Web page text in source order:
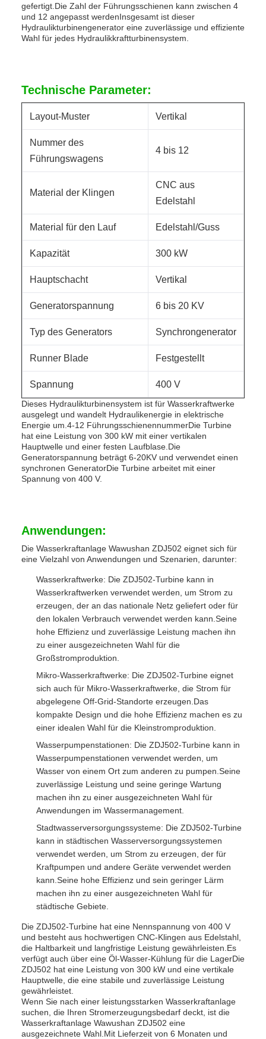
gefertigt.Die Zahl der Führungsschienen kann zwischen 4
und 12 angepasst werdenInsgesamt ist dieser
Hydraulikturbinengenerator eine zuverlässige und effiziente
Wahl für jedes Hydraulikkraftturbinensystem.
Technische Parameter:
Layout-Muster Vertikal
Nummer des
Führungswagens
4 bis 12
Material der Klingen
CNC aus
Edelstahl
Material für den Lauf Edelstahl/Guss
Kapazität 300 kW
Hauptschacht Vertikal
Generatorspannung 6 bis 20 KV
Typ des Generators Synchrongenerator
Runner Blade Festgestellt
Spannung 400 V
Dieses Hydraulikturbinensystem ist für Wasserkraftwerke
ausgelegt und wandelt Hydraulikenergie in elektrische
Energie um.4-12 FührungsschienennummerDie Turbine
hat eine Leistung von 300 kW mit einer vertikalen
Hauptwelle und einer festen Laufblase.Die
Generatorspannung beträgt 6-20KV und verwendet einen
synchronen GeneratorDie Turbine arbeitet mit einer
Spannung von 400 V.
Anwendungen:
Die Wasserkraftanlage Wawushan ZDJ502 eignet sich für
eine Vielzahl von Anwendungen und Szenarien, darunter:
Wasserkraftwerke: Die ZDJ502-Turbine kann in
Wasserkraftwerken verwendet werden, um Strom zu
erzeugen, der an das nationale Netz geliefert oder für
den lokalen Verbrauch verwendet werden kann.Seine
hohe Effizienz und zuverlässige Leistung machen ihn
zu einer ausgezeichneten Wahl für die
Großstromproduktion.
Mikro-Wasserkraftwerke: Die ZDJ502-Turbine eignet
sich auch für Mikro-Wasserkraftwerke, die Strom für
abgelegene Off-Grid-Standorte erzeugen.Das
kompakte Design und die hohe Effizienz machen es zu
einer idealen Wahl für die Kleinstromproduktion.
Wasserpumpenstationen: Die ZDJ502-Turbine kann in
Wasserpumpenstationen verwendet werden, um
Wasser von einem Ort zum anderen zu pumpen.Seine
zuverlässige Leistung und seine geringe Wartung
machen ihn zu einer ausgezeichneten Wahl für
Anwendungen im Wassermanagement.
Stadtwasserversorgungssysteme: Die ZDJ502-Turbine
kann in städtischen Wasserversorgungssystemen
verwendet werden, um Strom zu erzeugen, der für
Kraftpumpen und andere Geräte verwendet werden
kann.Seine hohe Effizienz und sein geringer Lärm
machen ihn zu einer ausgezeichneten Wahl für
städtische Gebiete.
Die ZDJ502-Turbine hat eine Nennspannung von 400 V
und besteht aus hochwertigen CNC-Klingen aus Edelstahl,
die Haltbarkeit und langfristige Leistung gewährleisten.Es
verfügt auch über eine Öl-Wasser-Kühlung für die LagerDie
ZDJ502 hat eine Leistung von 300 kW und eine vertikale
Hauptwelle, die eine stabile und zuverlässige Leistung
gewährleistet.
Wenn Sie nach einer leistungsstarken Wasserkraftanlage
suchen, die Ihren Stromerzeugungsbedarf deckt, ist die
Wasserkraftanlage Wawushan ZDJ502 eine
ausgezeichnete Wahl.Mit Lieferzeit von 6 Monaten und